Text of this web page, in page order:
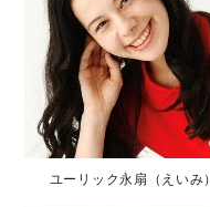
ユーリック永扇（えいみ）